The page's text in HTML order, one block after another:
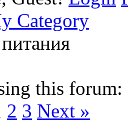
Category
this forum:
2 3 Next »